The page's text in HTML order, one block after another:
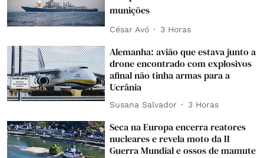
munições
César Avó 3 Horas
Alemanha: avião que estava junto a
drone encontrado com explosivos
afinal não tinha armas para a
Ucrânia
Susana Salvador 3 Horas
Seca na Europa encerra reatores
nucleares e revela moto da II
Guerra Mundial e ossos de mamute